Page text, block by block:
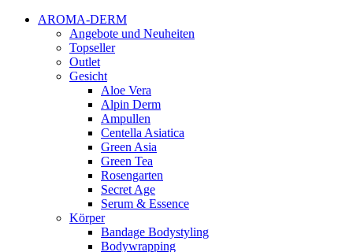
AROMA-DERM
Angebote und Neuheiten
Topseller
Outlet
Gesicht
Aloe Vera
Alpin Derm
Ampullen
Centella Asiatica
Green Asia
Green Tea
Rosengarten
Secret Age
Serum & Essence
Körper
Bandage Bodystyling
Bodywrapping